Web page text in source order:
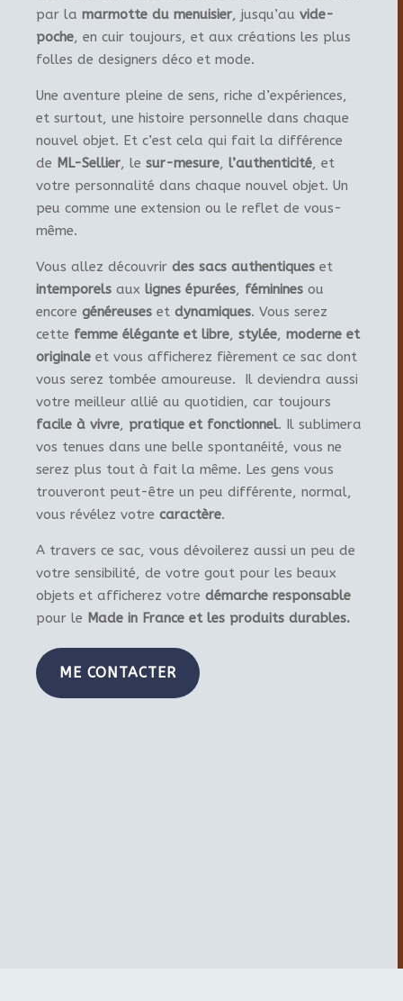
par la marmotte du menuisier, jusqu’au vide-
poche, en cuir toujours, et aux créations les plus
folles de designers déco et mode.
Une aventure pleine de sens, riche d’expériences,
et surtout, une histoire personnelle dans chaque
nouvel objet. Et c’est cela qui fait la différence
de ML-Sellier, le sur-mesure, l’authenticité, et
votre personnalité dans chaque nouvel objet. Un
peu comme une extension ou le reflet de vous-
même.
Vous allez découvrir des sacs authentiques et
intemporels aux lignes épurées, féminines ou
encore généreuses et dynamiques. Vous serez
cette femme élégante et libre, stylée, moderne et
originale et vous afficherez fièrement ce sac dont
vous serez tombée amoureuse. Il deviendra aussi
votre meilleur allié au quotidien, car toujours
facile à vivre, pratique et fonctionnel. Il sublimera
vos tenues dans une belle spontanéité, vous ne
serez plus tout à fait la même. Les gens vous
trouveront peut-être un peu différente, normal,
vous révélez votre caractère.
A travers ce sac, vous dévoilerez aussi un peu de
votre sensibilité, de votre gout pour les beaux
objets et afficherez votre démarche responsable
pour le Made in France et les produits durables.
ME CONTACTER